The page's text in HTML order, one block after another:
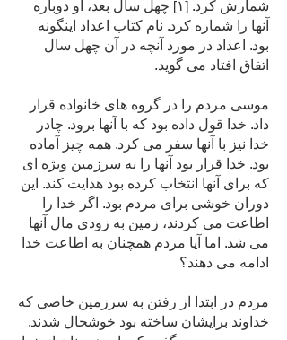
شمارش کرد. [۱] چهل سال بعد، او دوباره
آنها را شماره کرد. نام کتاب اعداد اینگونه
بود. اعداد در مورد آنچه در آن چهل سال
اتفاق افتاد می گوید.
موسی مردم را در گروه های خانواده قرار
داد. خدا قول داده بود که با آنها برود. چادر
خدا نیز با آنها سفر می کرد. همه چیز آماده
بود. خدا قرار بود آنها را به سرزمین ویژه ای
که برای آنها انتخاب کرده بود هدایت کند. این
دوران خوشی برای مردم بود. اگر خدا را
اطاعت می کردند، زمین به زودی مال آنها
می شد. اما آیا مردم همچنان به اطاعت خدا
ادامه می دهند؟
مردم در ابتدا از رفتن به سرزمین خاصی که
خداوند برایشان ساخته بود خوشحال شدند.